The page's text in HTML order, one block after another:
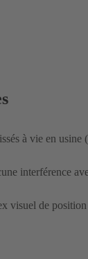
à vie en usine
interférence
visuel de